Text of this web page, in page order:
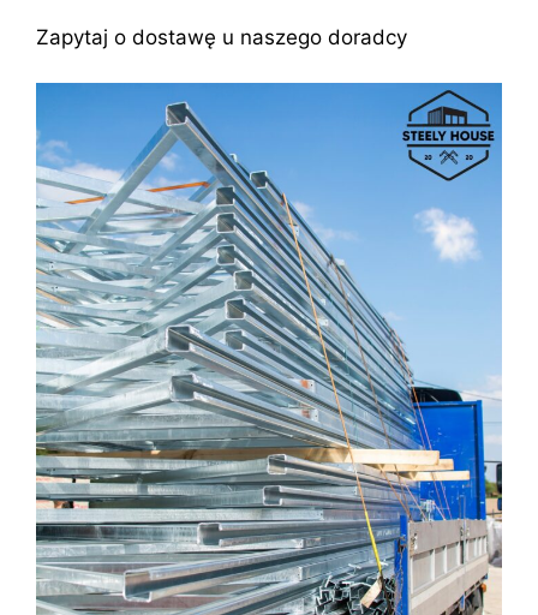
Zapytaj o dostawę u naszego doradcy